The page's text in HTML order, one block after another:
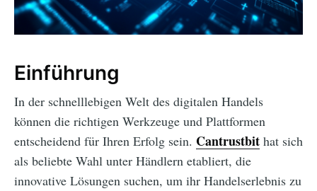
Einführung
In der schnelllebigen Welt des digitalen Handels
können die richtigen Werkzeuge und Plattformen
entscheidend für Ihren Erfolg sein. Cantrustbit hat sich
als beliebte Wahl unter Händlern etabliert, die
innovative Lösungen suchen, um ihr Handelserlebnis zu